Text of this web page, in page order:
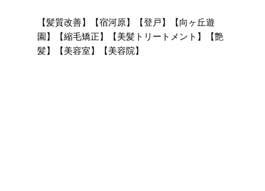
【髪質改善】【宿河原】【登戸】【向ヶ丘遊
園】【縮毛矯正】【美髪トリートメント】【艶
髪】【美容室】【美容院】